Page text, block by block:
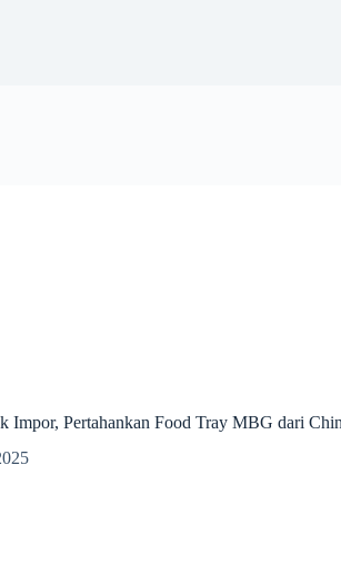
Impor, Pertahankan Food Tray MBG dari